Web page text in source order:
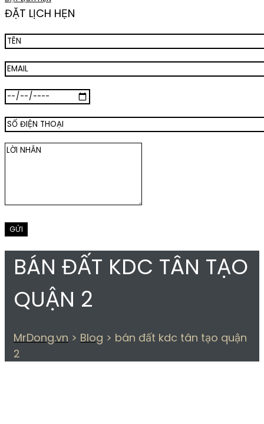
ĐẶT LỊCH HẸN
BÁN ĐẤT KDC TÂN TẠO
QUẬN 2
MrDong.vn > Blog > bán đất kdc tân tạo quận
2